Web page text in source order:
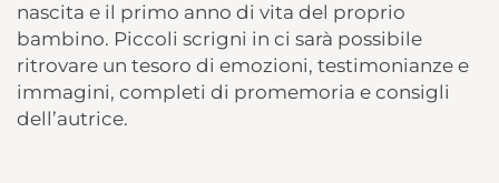
nascita e il primo anno di vita del proprio
bambino. Piccoli scrigni in ci sarà possibile
ritrovare un tesoro di emozioni, testimonianze e
immagini, completi di promemoria e consigli
dell’autrice.